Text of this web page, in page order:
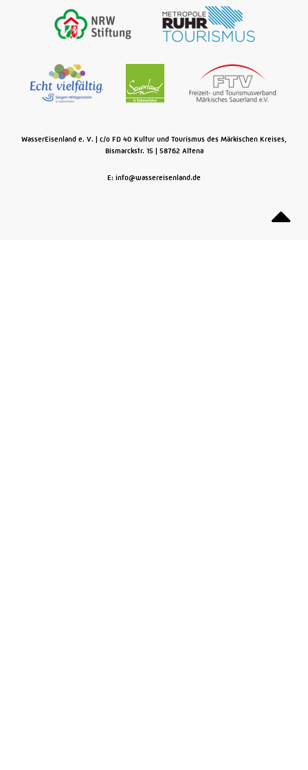
goederenvervoer door paardenkarren en brengen de
kleinijzerindustrie in de smalle dalen van het
Ruhrgebied …
WasserEisenland e. V.
c/o FD 40 Kultur und Tourismus des Märkischen Kreises,
Bismarckstr. 15
58762 Altena
E: info@wassereisenland.de